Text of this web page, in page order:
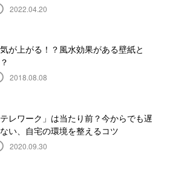
2022.04.20
が上がる！？風水効果がある壁紙と
2018.08.08
テレワーク」は当たり前？今からでも遅
い、自宅の環境を整えるコツ
2020.09.30